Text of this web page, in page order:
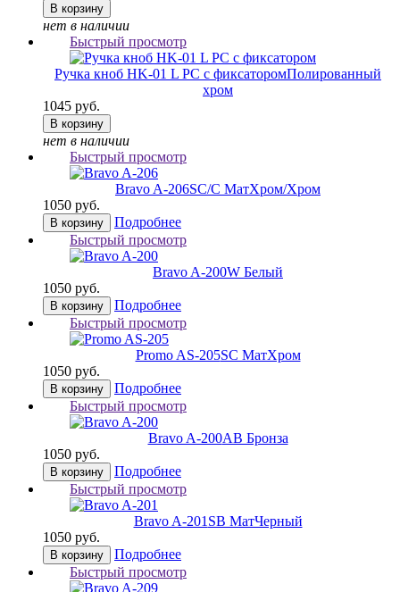
В корзину
нет в наличии
Быстрый просмотр
Ручка кноб HK-01 L PC с фиксаторомПолированный
хром
1045 руб.
В корзину
нет в наличии
Быстрый просмотр
Bravo A-206SC/C МатХром/Хром
1050 руб.
В корзину
Подробнее
Быстрый просмотр
Bravo A-200W Белый
1050 руб.
В корзину
Подробнее
Быстрый просмотр
Promo AS-205SC МатХром
1050 руб.
В корзину
Подробнее
Быстрый просмотр
Bravo A-200AB Бронза
1050 руб.
В корзину
Подробнее
Быстрый просмотр
Bravo A-201 SB МатЧерный
1050 руб.
В корзину
Подробнее
Быстрый просмотр